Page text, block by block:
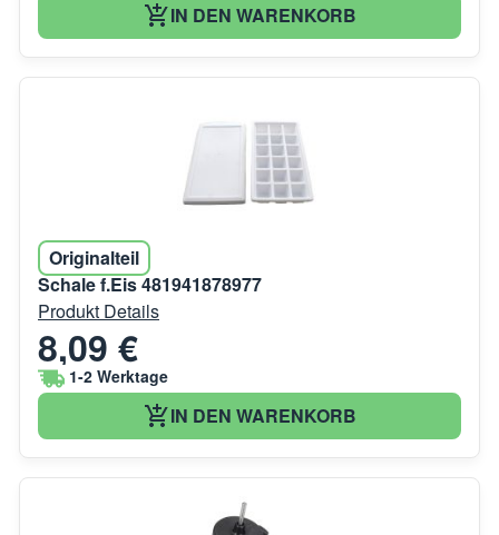
IN DEN WARENKORB
Originalteil
Schale f.Eis 481941878977
Produkt Details
8,09 €
1-2 Werktage
IN DEN WARENKORB